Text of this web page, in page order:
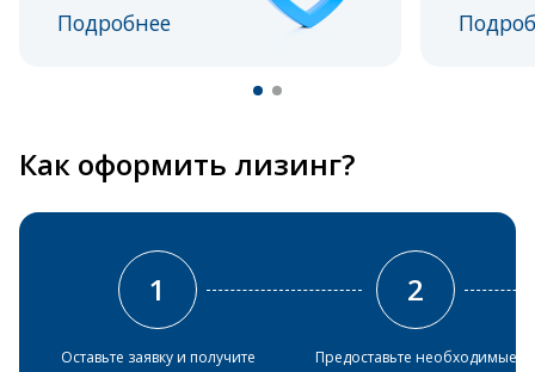
Подробнее
Как оформить лизинг?
1
Оставьте заявку и получите
2
Предоставьте необходимые